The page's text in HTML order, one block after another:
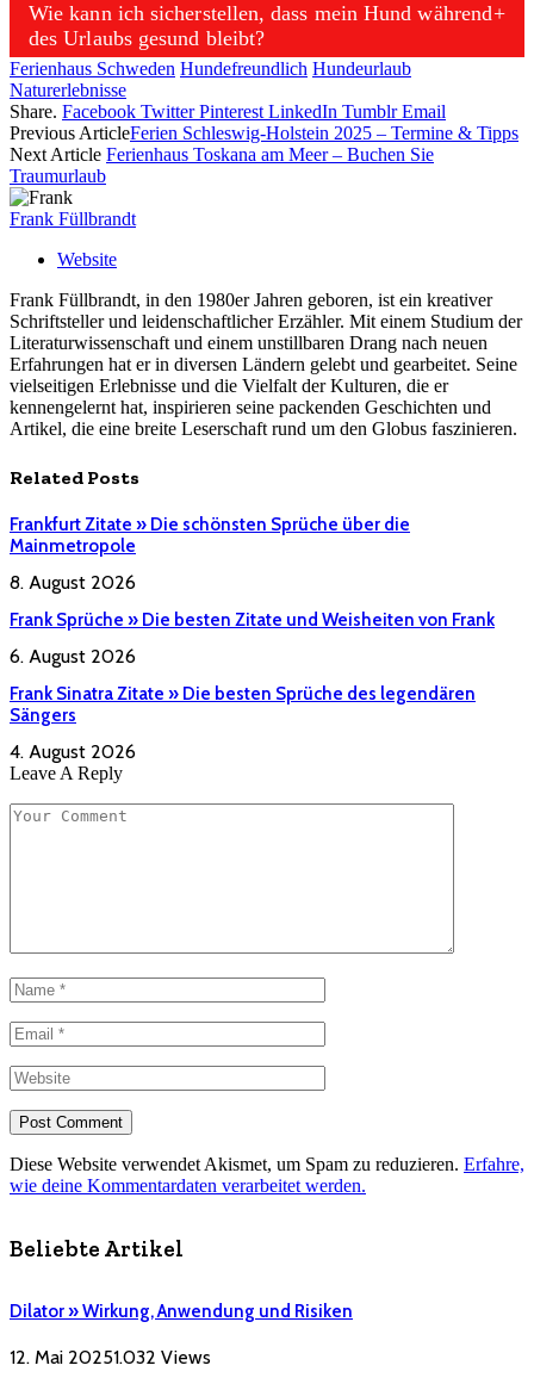
Wie kann ich sicherstellen, dass mein Hund während
des Urlaubs gesund bleibt?
Ferienhaus Schweden Hundefreundlich Hundeurlaub
Naturerlebnisse
Share. Facebook Twitter Pinterest LinkedIn Tumblr Email
Previous ArticleFerien Schleswig-Holstein 2025 – Termine & Tipps
Next Article Ferienhaus Toskana am Meer – Buchen Sie
Traumurlaub
Frank Füllbrandt
Website
Frank Füllbrandt, in den 1980er Jahren geboren, ist ein kreativer
Schriftsteller und leidenschaftlicher Erzähler. Mit einem Studium der
Literaturwissenschaft und einem unstillbaren Drang nach neuen
Erfahrungen hat er in diversen Ländern gelebt und gearbeitet. Seine
vielseitigen Erlebnisse und die Vielfalt der Kulturen, die er
kennengelernt hat, inspirieren seine packenden Geschichten und
Artikel, die eine breite Leserschaft rund um den Globus faszinieren.
Related Posts
Frankfurt Zitate » Die schönsten Sprüche über die
Mainmetropole
8. August 2026
Frank Sprüche » Die besten Zitate und Weisheiten von Frank
6. August 2026
Frank Sinatra Zitate » Die besten Sprüche des legendären
Sängers
4. August 2026
Leave A Reply
Diese Website verwendet Akismet, um Spam zu reduzieren. Erfahre,
wie deine Kommentardaten verarbeitet werden.
Beliebte Artikel
Dilator » Wirkung, Anwendung und Risiken
12. Mai 20251.032 Views